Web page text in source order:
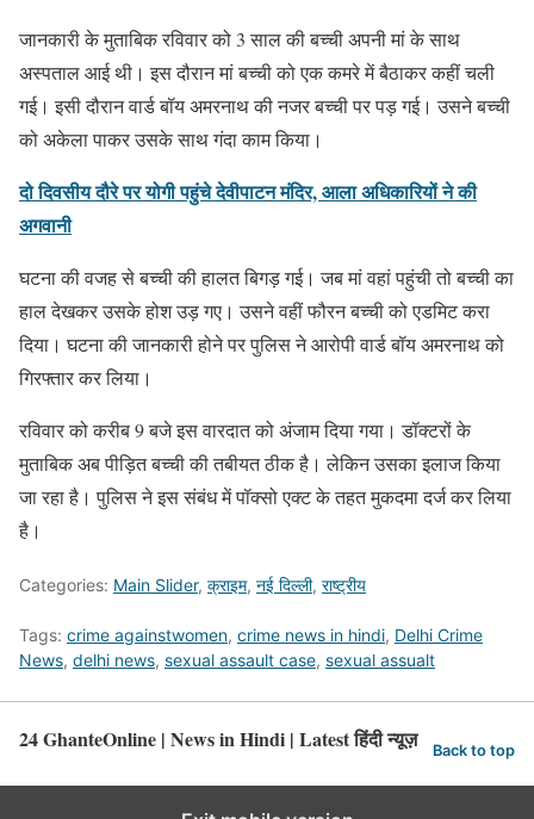
जानकारी के मुताबिक रविवार को 3 साल की बच्ची अपनी मां के साथ
अस्पताल आई थी। इस दौरान मां बच्ची को एक कमरे में बैठाकर कहीं चली
गई। इसी दौरान वार्ड बॉय अमरनाथ की नजर बच्ची पर पड़ गई। उसने बच्ची
को अकेला पाकर उसके साथ गंदा काम किया।
दो दिवसीय दौरे पर योगी पहुंचे देवीपाटन मंदिर, आला अधिकारियों ने की
अगवानी
घटना की वजह से बच्ची की हालत बिगड़ गई। जब मां वहां पहुंची तो बच्ची का
हाल देखकर उसके होश उड़ गए। उसने वहीं फौरन बच्ची को एडमिट करा
दिया। घटना की जानकारी होने पर पुलिस ने आरोपी वार्ड बॉय अमरनाथ को
गिरफ्तार कर लिया।
रविवार को करीब 9 बजे इस वारदात को अंजाम दिया गया। डॉक्टरों के
मुताबिक अब पीड़ित बच्ची की तबीयत ठीक है। लेकिन उसका इलाज किया
जा रहा है। पुलिस ने इस संबंध में पॉक्सो एक्ट के तहत मुकदमा दर्ज कर लिया
है।
Categories: Main Slider, क्राइम, नई दिल्ली, राष्ट्रीय
Tags: crime againstwomen, crime news in hindi, Delhi Crime
News, delhi news, sexual assault case, sexual assualt
24 GhanteOnline | News in Hindi | Latest हिंदी न्यूज़ Back to top